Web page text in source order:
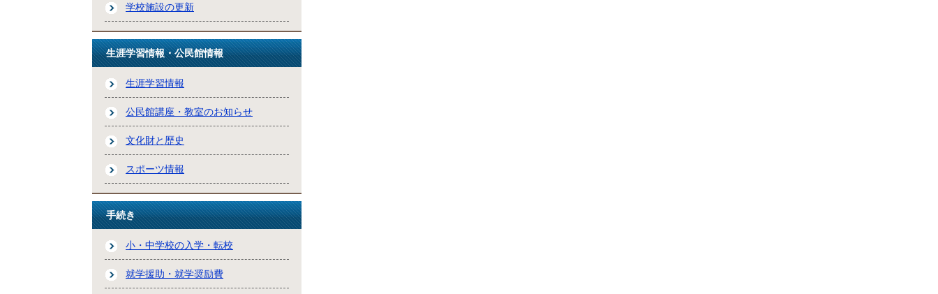
学校施設の更新
生涯学習情報・公民館情報
生涯学習情報
公民館講座・教室のお知らせ
文化財と歴史
スポーツ情報
手続き
小・中学校の入学・転校
就学援助・就学奨励費